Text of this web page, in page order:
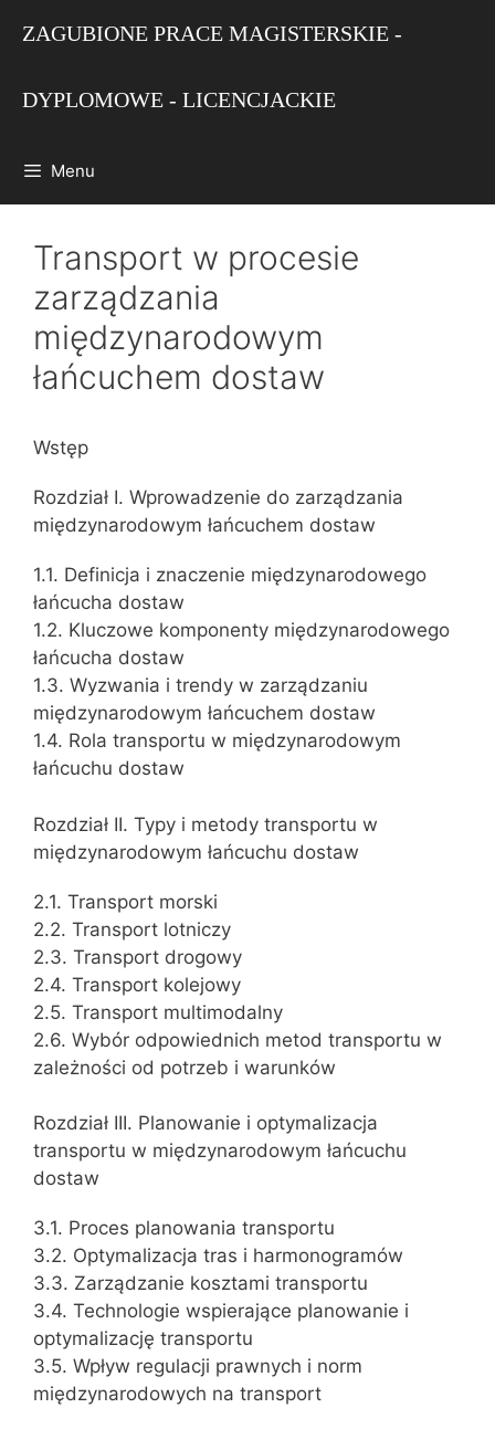
ZAGUBIONE PRACE MAGISTERSKIE -
DYPLOMOWE - LICENCJACKIE
Menu
Transport w procesie
zarządzania
międzynarodowym
łańcuchem dostaw
Wstęp
Rozdział I. Wprowadzenie do zarządzania
międzynarodowym łańcuchem dostaw
1.1. Definicja i znaczenie międzynarodowego
łańcucha dostaw
1.2. Kluczowe komponenty międzynarodowego
łańcucha dostaw
1.3. Wyzwania i trendy w zarządzaniu
międzynarodowym łańcuchem dostaw
1.4. Rola transportu w międzynarodowym
łańcuchu dostaw
Rozdział II. Typy i metody transportu w
międzynarodowym łańcuchu dostaw
2.1. Transport morski
2.2. Transport lotniczy
2.3. Transport drogowy
2.4. Transport kolejowy
2.5. Transport multimodalny
2.6. Wybór odpowiednich metod transportu w
zależności od potrzeb i warunków
Rozdział III. Planowanie i optymalizacja
transportu w międzynarodowym łańcuchu
dostaw
3.1. Proces planowania transportu
3.2. Optymalizacja tras i harmonogramów
3.3. Zarządzanie kosztami transportu
3.4. Technologie wspierające planowanie i
optymalizację transportu
3.5. Wpływ regulacji prawnych i norm
międzynarodowych na transport